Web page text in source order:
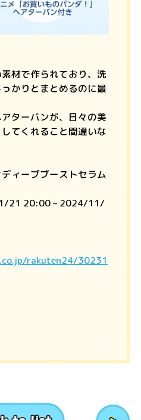
材で作られており、洗
かりとまとめるのに最
ターバンが、日々の美
てくれること間違いな
ィープブーストセラム
21 20:00 – 2024/11/
rakuten24/30231